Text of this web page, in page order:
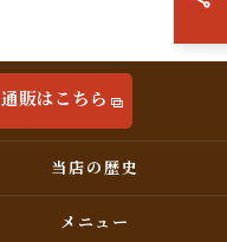
通販はこちら
当店の歴史
メニュー